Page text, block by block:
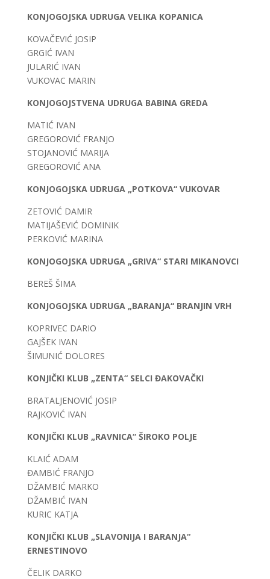
KONJOGOJSKA UDRUGA VELIKA KOPANICA
KOVAČEVIĆ JOSIP
GRGIĆ IVAN
JULARIĆ IVAN
VUKOVAC MARIN
KONJOGOJSTVENA UDRUGA BABINA GREDA
MATIĆ IVAN
GREGOROVIĆ FRANJO
STOJANOVIĆ MARIJA
GREGOROVIĆ ANA
KONJOGOJSKA UDRUGA „POTKOVA“ VUKOVAR
ZETOVIĆ DAMIR
MATIJAŠEVIĆ DOMINIK
PERKOVIĆ MARINA
KONJOGOJSKA UDRUGA „GRIVA“ STARI MIKANOVCI
BEREŠ ŠIMA
KONJOGOJSKA UDRUGA „BARANJA“ BRANJIN VRH
KOPRIVEC DARIO
GAJŠEK IVAN
ŠIMUNIĆ DOLORES
KONJIČKI KLUB „ZENTA“ SELCI ĐAKOVAČKI
BRATALJENOVIĆ JOSIP
RAJKOVIĆ IVAN
KONJIČKI KLUB „RAVNICA“ ŠIROKO POLJE
KLAIĆ ADAM
ĐAMBIĆ FRANJO
DŽAMBIĆ MARKO
DŽAMBIĆ IVAN
KURIC KATJA
KONJIČKI KLUB „SLAVONIJA I BARANJA“
ERNESTINOVO
ČELIK DARKO